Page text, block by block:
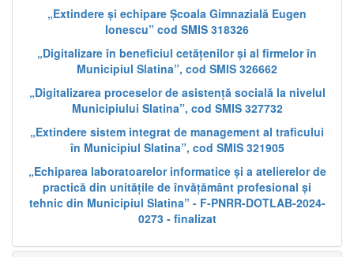
„Extindere și echipare Școala Gimnazială Eugen
Ionescu” cod SMIS 318326
„Digitalizare în beneficiul cetățenilor și al firmelor în
Municipiul Slatina”, cod SMIS 326662
„Digitalizarea proceselor de asistență socială la nivelul
Municipiului Slatina”, cod SMIS 327732
„Extindere sistem integrat de management al traficului
în Municipiul Slatina”, cod SMIS 321905
„Echiparea laboratoarelor informatice și a atelierelor de
practică din unitățile de învățământ profesional și
tehnic din Municipiul Slatina” - F-PNRR-DOTLAB-2024-
0273 - finalizat